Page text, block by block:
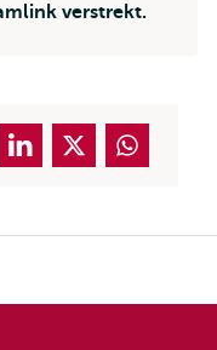
verstrekt.